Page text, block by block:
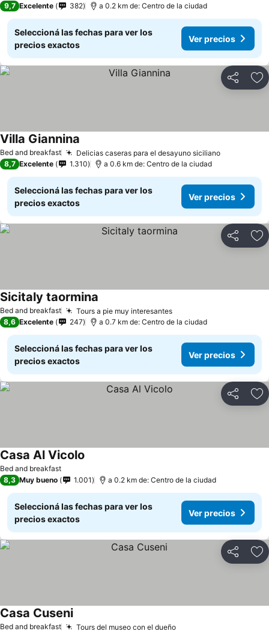
9,7 Excelente 382 a 0.2 km de: Centro de la ciudad
Seleccioná las fechas para ver los
precios exactos
Ver precios
Compartir
Bed and breakfast Delicias caseras para el desayuno siciliano
Villa Giannina
8,7 Excelente 1.310 a 0.6 km de: Centro de la ciudad
Seleccioná las fechas para ver los
precios exactos
Ver precios
Compartir
Bed and breakfast Tours a pie muy interesantes
Sicitaly taormina
8,6 Excelente 247 a 0.7 km de: Centro de la ciudad
Seleccioná las fechas para ver los
precios exactos
Ver precios
Compartir
Bed and breakfast
Casa Al Vicolo
8,3 Muy bueno 1.001 a 0.2 km de: Centro de la ciudad
Seleccioná las fechas para ver los
precios exactos
Ver precios
Compartir
Bed and breakfast Tours del museo con el dueño
Casa Cuseni